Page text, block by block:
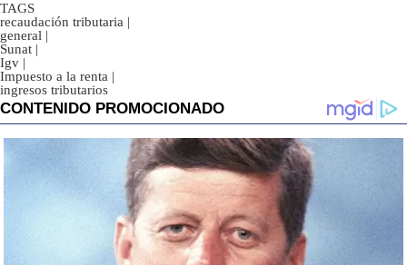
TAGS
recaudación tributaria |
general |
Sunat |
Igv |
Impuesto a la renta |
ingresos tributarios